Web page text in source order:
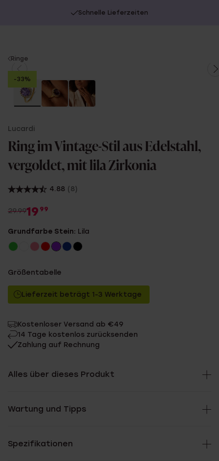
Schnelle Lieferzeiten
You
are
here:
Ringe
-33%
Lucardi
Ring im Vintage-Stil aus Edelstahl,
vergoldet, mit lila Zirkonia
4.88 (8)
29.9919 99
Grundfarbe Stein: Lila
Größentabelle
Lieferzeit beträgt 1-3 Werktage
Kostenloser Versand ab €49
14 Tage kostenlos zurücksenden
Zahlung auf Rechnung
Alles über dieses Produkt
Wartung und Tipps
Spezifikationen